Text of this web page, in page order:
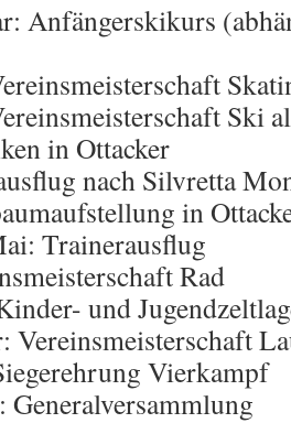
Anfängerskikurs
Ski
in Ottacker
nach Silvretta
in
Trainerausflug
Rad
und
Vereinsmeisterschaft
Vierkampf
Generalversammlung